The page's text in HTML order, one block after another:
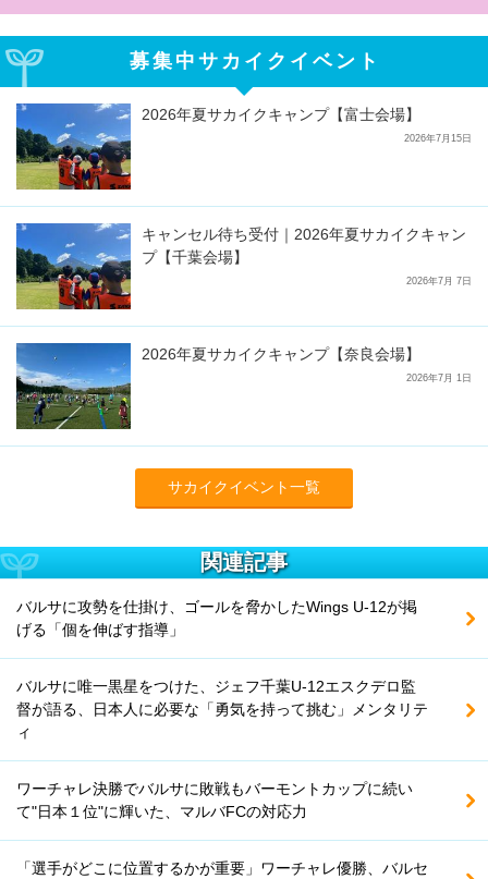
募集中サカイクイベント
2026年夏サカイクキャンプ【富士会場】
2026年7月15日
キャンセル待ち受付｜2026年夏サカイクキャン
プ【千葉会場】
2026年7月 7日
2026年夏サカイクキャンプ【奈良会場】
2026年7月 1日
サカイクイベント一覧
関連記事
バルサに攻勢を仕掛け、ゴールを脅かしたWings U-12が掲
げる「個を伸ばす指導」
バルサに唯一黒星をつけた、ジェフ千葉U-12エスクデロ監
督が語る、日本人に必要な「勇気を持って挑む」メンタリテ
ィ
ワーチャレ決勝でバルサに敗戦もバーモントカップに続い
て"日本１位"に輝いた、マルバFCの対応力
「選手がどこに位置するかが重要」ワーチャレ優勝、バルセ